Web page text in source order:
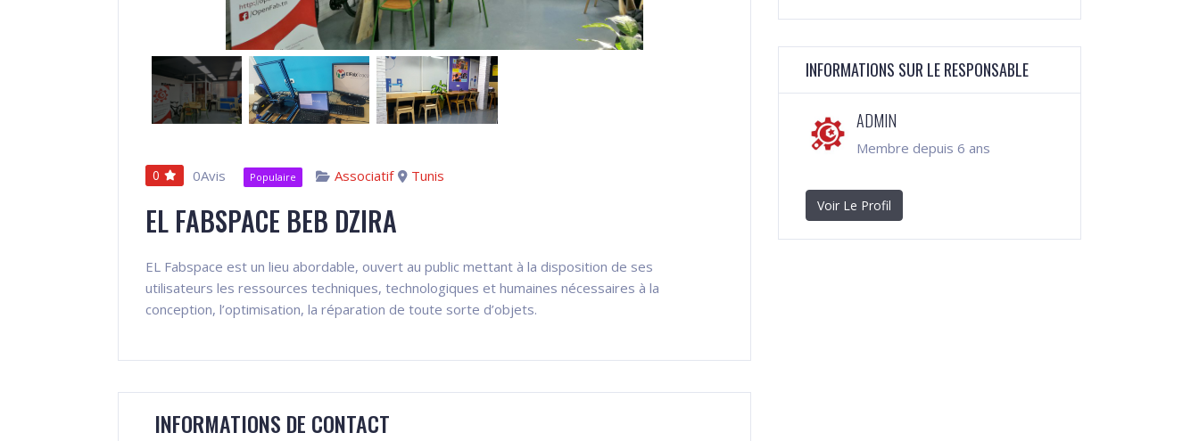
0 0Avis Populaire Associatif Tunis
EL FABSPACE BEB DZIRA
EL Fabspace est un lieu abordable, ouvert au public mettant à la disposition de ses
utilisateurs les ressources techniques, technologiques et humaines nécessaires à la
conception, l’optimisation, la réparation de toute sorte d’objets.
INFORMATIONS DE CONTACT
INFORMATIONS SUR LE RESPONSABLE
ADMIN
Membre depuis 6 ans
Voir Le Profil